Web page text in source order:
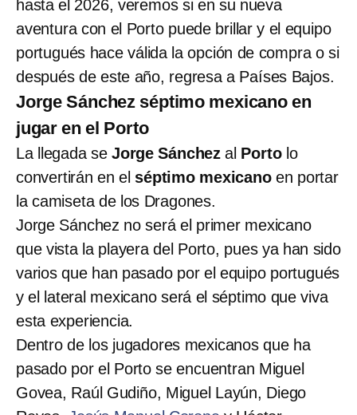
hasta el 2026, veremos si en su nueva
aventura con el Porto puede brillar y el equipo
portugués hace válida la opción de compra o si
después de este año, regresa a Países Bajos.
Jorge Sánchez séptimo mexicano en
jugar en el Porto
La llegada se Jorge Sánchezal Porto lo
convertirán en el séptimo mexicanoen portar
la camiseta de los Dragones.
Jorge Sánchez no será el primer mexicano
que vista la playera del Porto, pues ya han sido
varios que han pasado por el equipo portugués
y el lateral mexicano será el séptimo que viva
esta experiencia.
Dentro de los jugadores mexicanos que ha
pasado por el Porto se encuentran Miguel
Govea, Raúl Gudiño, Miguel Layún, Diego